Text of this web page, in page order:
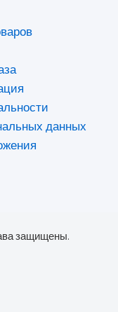
данных
защищены.